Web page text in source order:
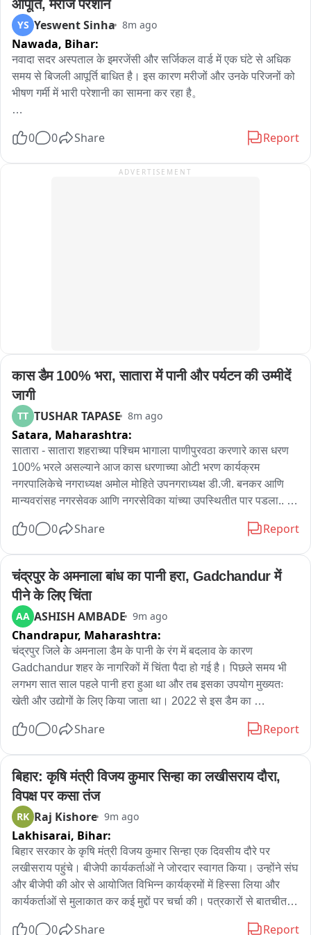
कर काम छोड़ दिया गया। उन्होंने कहा कि अभी भी बड़ी संख्या में किसानों के
खेतों तक पानी नहीं पहुंच रहा है। किसान के अनुसार, “भोज के समय कोहड़ा
रोपा जा रहा है”, यानी जब खेती के लिए पानी 가장 ज्यादा जरूरी है, उसी
समय नहर की सफाई का काम किया जा रहा है। इधर मामले की जानकारी
मिलने के बाद सिंचाई विभाग के कनीय अभियंता अविनाश कुमार मौके पर
पहुंचे। उन्होंने बताया कि संवेदक द्वारा नहर की कुछ दूरी तक सफाई की गई
है और कुछ किसानों के खेतों में पानी नहीं पहुंचने की शिकायत मिली है।
वरीय अधिकारियों की सूचना के बाद टीम मौके पर पहुंची है। उन्होंने कहा कि
जहां नहर में सफाई बाकी है, वहां अविलंब सफाई कराकर पानी छोड़ा जाएगा
ताकि किसानों को सिंचाई के लिए पानी मिल सके और वे धान की बुवाई कर
मुख्यमंत्री रघुवर दास, जमशेदपुर सांसद विद्युत वरण महतो, भाजपा के पूर्व
प्रदेश अध्यक्ष डॉ. दिनेशानंद गोस्वामी और जमशेदपुर पूर्वी की विधायक पूर्णिमा
साहू समेत कई प्रमुख नेता शामिल हुए. सांसद विद्युत वरण महतो ने कहा कि
प्रधानमंत्री नरेंद्र मोदी के आह्वान पर देशभर में राष्ट्रभक्ति से जुड़े कार्यक्रम
आयोजित किए जा रहे हैं. इसी क्रम में जमशेदपुर में तिरंगा यात्रा निकाली गई.
उन्होंने कहा कि तिरंगा देश की स्वतंत्रता, गौरव, एकता और अखण्डता का
प्रतीक है. तिरंगा यात्रा में भारत माता की रथ आकर्षण का केंद्र रही.
आपूर्ति, मरीज परेशान
YS Yeswent Sinha 8m ago
Nawada, Bihar:
नवादा सदर अस्पताल के इमरजेंसी और सर्जिकल वार्ड में एक घंटे से अधिक
समय से बिजली आपूर्ति बाधित है। इस कारण मरीजों और उनके परिजनों को
भीषण गर्मी में भारी परेशानी का सामना कर रहा है。
से बेहाल हैं। कई लोग निजी तौर पर पंखे खरीदकर गर्मी से राहत पाने की
रही है, जिसके चलते वे बाहर से ही मरीजों को देख रहे हैं।
0 0 Share Report
ADVERTISEMENT
कास डैम 100% भरा, सातारा में पानी और पर्यटन की उम्मीदें
जागी
TT TUSHAR TAPASE 8m ago
Satara, Maharashtra:
सातारा - सातारा शहराच्या पश्चिम भागाला पाणीपुरवठा करणारे कास धरण
100% भरले असल्याने आज कास धरणाच्या ओटी भरण कार्यक्रम
नगरपालिकेचे नगराध्यक्ष अमोल मोहिते उपनगराध्यक्ष डी.जी. बनकर आणि
मान्यवरांसह नगरसेवक आणि नगरसेविका यांच्या उपस्थितीत पार पडला..
नारळाने ओटी भरण करण्यात आले.. कास धरण जुलै महिन्यात ओव्हर फ्लो
भरल्यामुळे सातारकरांचा पाणी प्रश्न संपुष्टात आला आहे.. कास धरणाच्या
सांडव्यावरील पायऱ्यावरून पडणारे पाणी पर्यटकांना आकर्षित करत आहे..
त्यामुळे या परिसरात पर्यटक गर्दी करू लागले आहेत ..
0 0 Share Report
चंद्रपुर के अमनाला बांध का पानी हरा, Gadchandur में
पीने के लिए चिंता
AA ASHISH AMBADE 9m ago
Chandrapur, Maharashtra:
चंद्रपुर जिले के अमनाला डैम के पानी के रंग में बदलाव के कारण
Gadchandur शहर के नागरिकों में चिंता पैदा हो गई है। पिछले समय भी
लगभग सात साल पहले पानी हरा हुआ था और तब इसका उपयोग मुख्यतः
खेती और उद्योगों के लिए किया जाता था। 2022 से इस डैम का
दिया जा रहा है। पानी के रंग बदलने से नागरिकों में भ्रम और चिंता है।
Gadchandur Nagar Parishad ने नागरिकों को दी है। अब यह प्रश्न
उठ रहे हैं कि पानी क्यों बदला, इसका सExact कारण क्या है और क्या
नागरिकों के स्वास्थ्य को खतरा है।
0 0 Share Report
बिहार: कृषि मंत्री विजय कुमार सिन्हा का लखीसराय दौरा,
विपक्ष पर कसा तंज
RK Raj Kishore 9m ago
Lakhisarai, Bihar:
बिहार सरकार के कृषि मंत्री विजय कुमार सिन्हा एक दिवसीय दौरे पर
लखीसराय पहुंचे। बीजेपी कार्यकर्ताओं ने जोरदार स्वागत किया। उन्होंने संघ
और बीजेपी की ओर से आयोजित विभिन्न कार्यक्रमों में हिस्सा लिया और
कार्यकर्ताओं से मुलाकात कर कई मुद्दों पर चर्चा की। पत्रकारों से बातचीत के
0 0 Share Report